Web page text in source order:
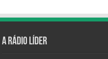
A Rádio Líder